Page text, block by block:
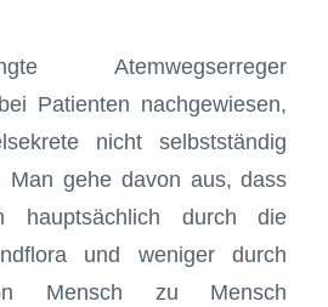
Atemwegserreger
Patienten nachgewiesen,
nicht selbstständig
Man gehe davon aus, dass
hauptsächlich durch die
und weniger durch
Mensch zu Mensch